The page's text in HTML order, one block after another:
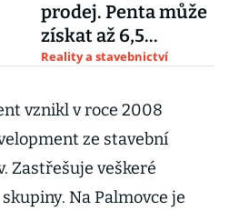
prodej. Penta může
získat až 6,5
miliardy
Reality a stavebnictví
vznikl v roce 2008
ze stavební
Zastřešuje veškeré
Na Palmovce je